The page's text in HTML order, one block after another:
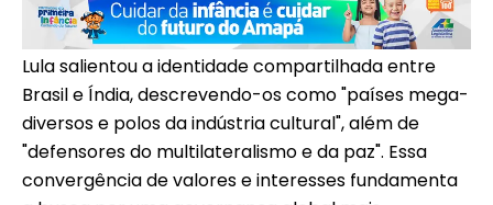
Lula salientou a identidade compartilhada entre
Brasil e Índia, descrevendo-os como "países mega-
diversos e polos da indústria cultural", além de
"defensores do multilateralismo e da paz". Essa
convergência de valores e interesses fundamenta